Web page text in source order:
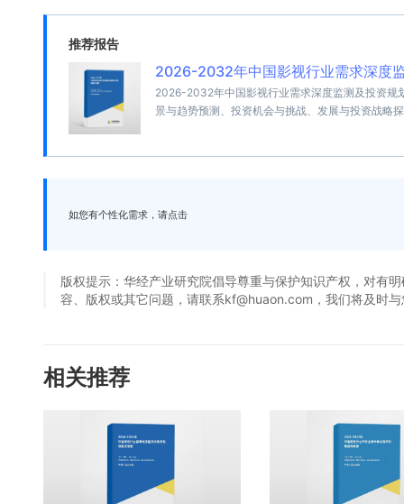
推荐报告
2026-2032年中国影视行业需求深度
2026-2032年中国影视行业需求深度监测及投资规
景与趋势预测、投资机会与挑战、发展与投资战略
如您有个性化需求，请点击
版权提示：华经产业研究院倡导尊重与保护知识产权，对有
容、版权或其它问题，请联系kf@huaon.com，我们将及时
相关推荐